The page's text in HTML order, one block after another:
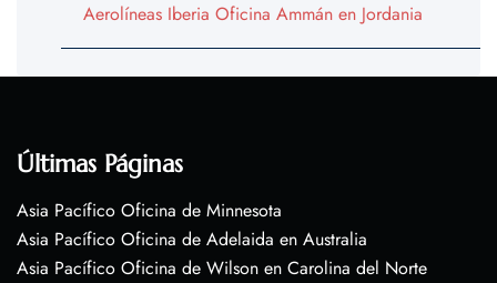
Aerolíneas Iberia Oficina Ammán en Jordania
Últimas Páginas
Asia Pacífico Oficina de Minnesota
Asia Pacífico Oficina de Adelaida en Australia
Asia Pacífico Oficina de Wilson en Carolina del Norte